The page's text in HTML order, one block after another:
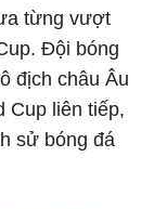
từng vượt
Đội bóng
địch châu Âu
Cup liên tiếp,
sử bóng đá